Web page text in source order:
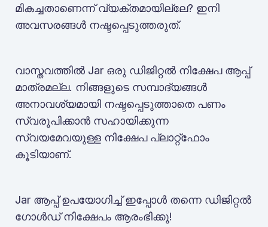
മികച്ചതാണെന്ന് വ്യക്തമായില്ലേ? ഇനി
അവസരങ്ങൾ നഷ്ടപ്പെടുത്തരുത്.
വാസ്തവത്തിൽ Jar ഒരു ഡിജിറ്റൽ നിക്ഷേപ ആപ്പ്
മാത്രമല്ല. നിങ്ങളുടെ സമ്പാദ്യങ്ങൾ
അനാവശ്യമായി നഷ്ടപ്പെടുത്താതെ പണം
സ്വരൂപിക്കാൻ സഹായിക്കുന്ന
സ്വയമേവയുള്ള നിക്ഷേപ പ്ലാറ്റ്‌ഫോം
കൂടിയാണ്.
Jar ആപ്പ് ഉപയോഗിച്ച് ഇപ്പോൾ തന്നെ ഡിജിറ്റൽ
ഗോൾഡ് നിക്ഷേപം ആരംഭിക്കൂ!